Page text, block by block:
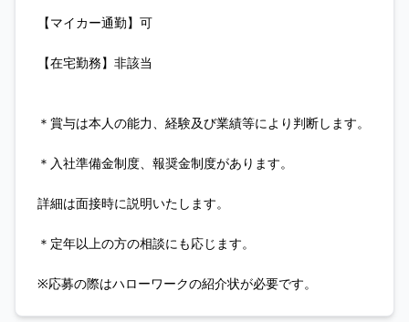
【マイカー通勤】可
【在宅勤務】非該当
＊賞与は本人の能力、経験及び業績等により判断します。
＊入社準備金制度、報奨金制度があります。
詳細は面接時に説明いたします。
＊定年以上の方の相談にも応じます。
※応募の際はハローワークの紹介状が必要です。